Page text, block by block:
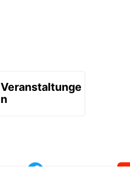
Veranstaltunge
n